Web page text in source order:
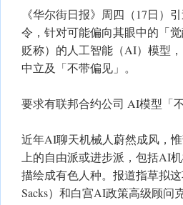
《华尔街日报》周四（17日）
令，针对可能偏向其眼中的「
贬称）的人工智能（AI）模型
中立及「不带偏见」。
要求有联邦合约公司 AI模型「
近年AI聊天机械人蔚然成风，
上的自由派或进步派，包括AI
描绘成有色人种。报道指草拟
Sacks）和白宫AI政策高级顾问